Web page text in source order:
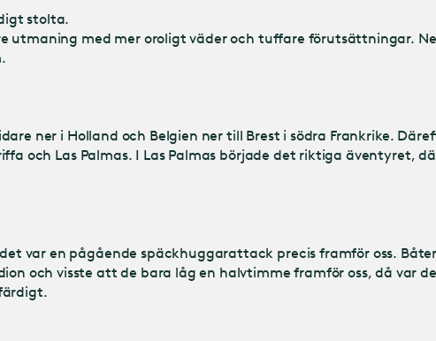
stolta.
utmaning med mer oroligt väder och tuffare förutsättningar.
ner i Holland och Belgien ner till Brest i södra Frankrike.
och Las Palmas. I Las Palmas började det riktiga äventyret,
var en pågående späckhuggarattack precis framför oss.
och visste att de bara låg en halvtimme framför oss, då var